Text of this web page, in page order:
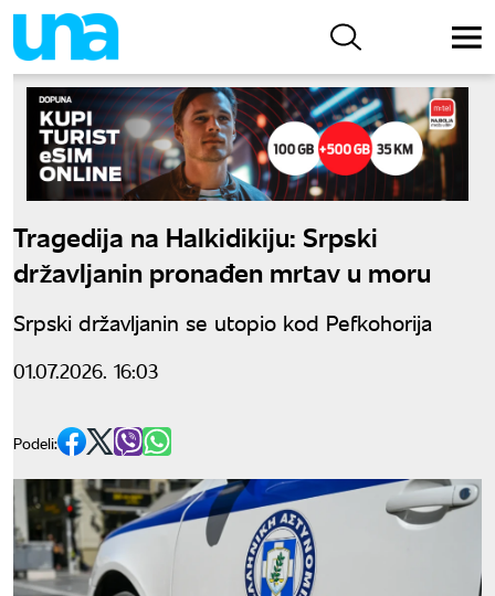
Tragedija na Halkidikiju: Srpski
državljanin pronađen mrtav u moru
Srpski državljanin se utopio kod Pefkohorija
01.07.2026. 16:03
Podeli: